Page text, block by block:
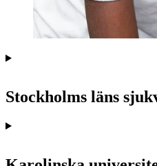
Stockholms läns